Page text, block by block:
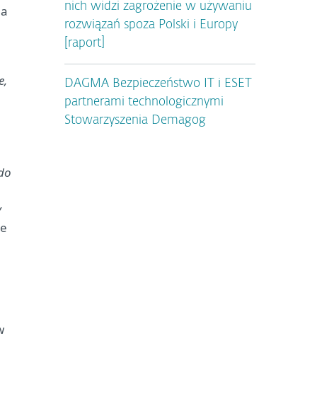
nich widzi zagrożenie w używaniu
rozwiązań spoza Polski i Europy
[raport]
DAGMA Bezpieczeństwo IT i ESET
partnerami technologicznymi
Stowarzyszenia Demagog